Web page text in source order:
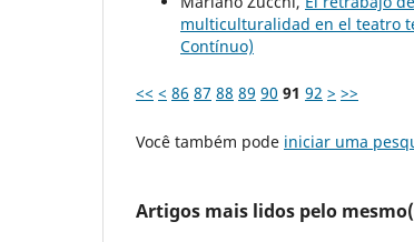
multiculturalidad en el teatro
Contínuo)
<< < 86 87 88 89 90 91 92 > >>
Você também pode iniciar uma
Artigos mais lidos pelo